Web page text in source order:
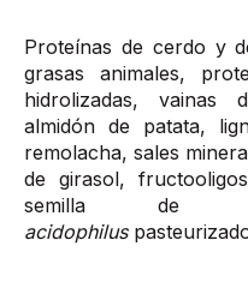
Proteínas de cerdo y
grasas animales,
hidrolizadas, vainas
almidón de patata,
remolacha, sales
de girasol,
semilla de
acidophilus